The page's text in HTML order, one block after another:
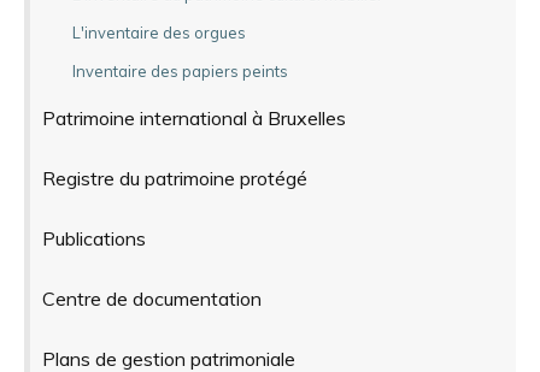
L'inventaire des orgues
Inventaire des papiers peints
Patrimoine international à Bruxelles
Registre du patrimoine protégé
Publications
Centre de documentation
Plans de gestion patrimoniale